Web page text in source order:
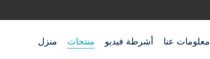
منزل منتجات أشرطة فيديو معلومات عنا